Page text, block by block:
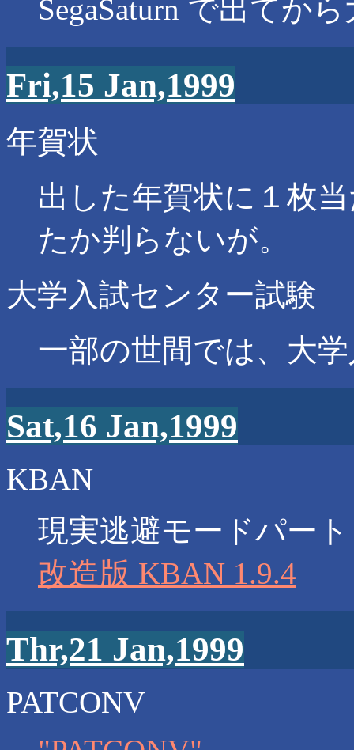
SegaSaturn で出てか
Fri,15 Jan,1999
年賀状
出した年賀状に１枚
たか判らないが。
大学入試センター試験
一部の世間では、大
Sat,16 Jan,1999
KBAN
現実逃避モードパー
改造版 KBAN 1.9.4
Thr,21 Jan,1999
PATCONV